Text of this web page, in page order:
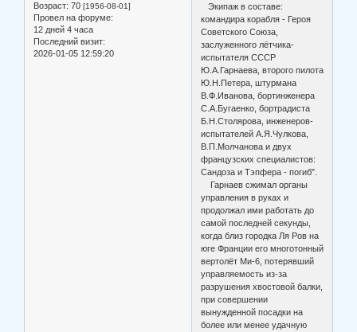
Возраст: 70 [1956-08-01]
Провел на форуме:
12 дней 4 часа
Последний визит:
2026-01-05 12:59:20
Экипаж в составе:
командира корабля - Героя
Советского Союза,
заслуженного лётчика-
испытателя СССР
Ю.А.Гарнаева, второго пилота
Ю.Н.Петера, штурмана
В.Ф.Иванова, бортинженера
С.А.Бугаенко, бортрадиста
Б.Н.Столярова, инженеров-
испытателей А.Я.Чулкова,
В.П.Молчанова и двух
французских специалистов:
Сандоза и Тэпфера - погиб".
Гарнаев сжимал органы
управления в руках и
продолжал ими работать до
самой последней секунды,
когда близ городка Ля Ров на
юге Франции его многотонный
вертолёт Ми-6, потерявший
управляемость из-за
разрушения хвостовой балки,
при совершении
вынужденной посадки на
более или менее удачную